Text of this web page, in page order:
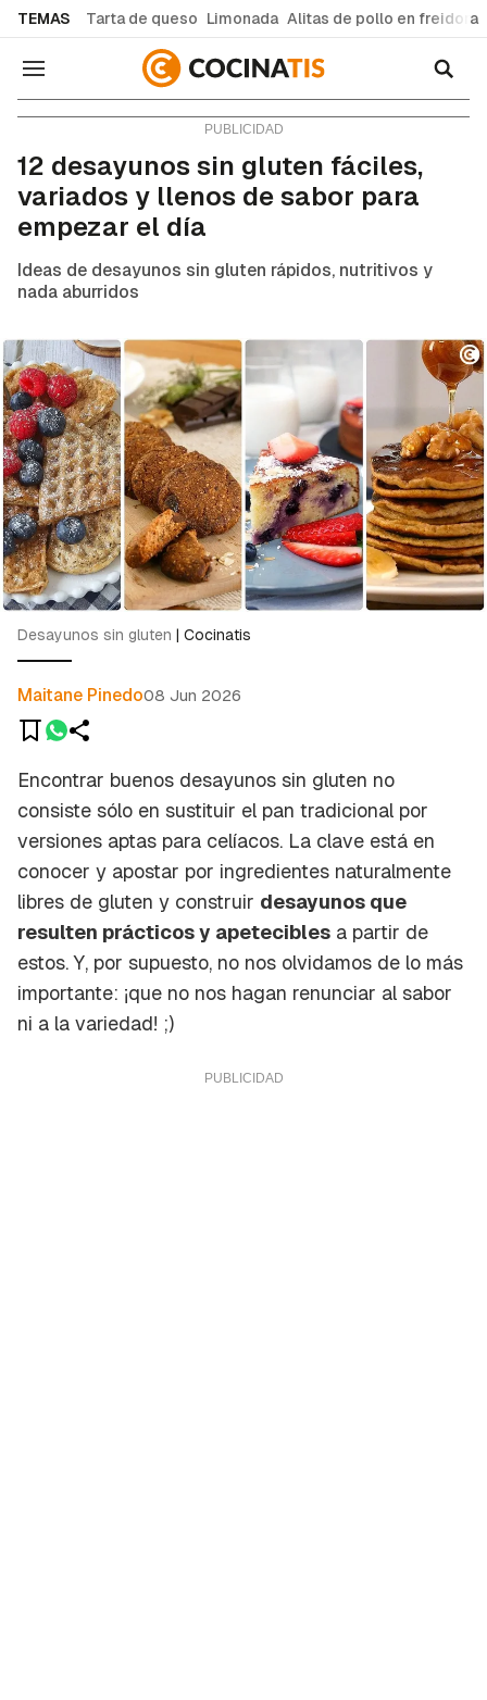
TEMAS Tarta de queso Limonada Alitas de pollo en freidora
Navegación
Recetas de cocina fáciles y caseras
12 desayunos sin gluten fáciles,
variados y llenos de sabor para
empezar el día
Ideas de desayunos sin gluten rápidos, nutritivos y
nada aburridos
Desayunos sin gluten | Cocinatis
Maitane Pinedo08 Jun 2026
Encontrar buenos desayunos sin gluten no
consiste sólo en sustituir el pan tradicional por
versiones aptas para celíacos. La clave está en
conocer y apostar por ingredientes naturalmente
libres de gluten y construir desayunos que
resulten prácticos y apetecibles a partir de
estos. Y, por supuesto, no nos olvidamos de lo más
importante: ¡que no nos hagan renunciar al sabor
ni a la variedad! ;)